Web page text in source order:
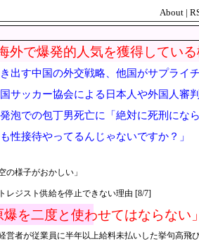
About |
外で爆発的人気を獲得してい
出す中国の外交戦略、他国がサプラ
サッカー協会による日本人や外国人
発泡での包丁男死亡に「絶対に死刑に
性接待やってるんじゃないですか？」
の様子がおかしい」
ジスト供給を停止できない理由 [8/7]
爆を二度と使わせてはならな
営者が従業員に半年以上給料未払いした挙句高飛